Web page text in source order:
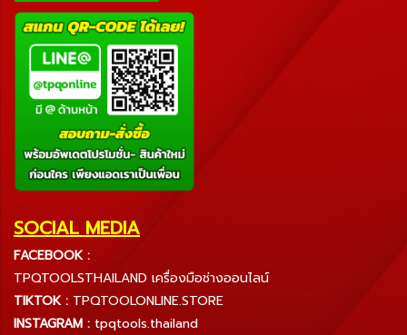
SOCIAL MEDIA
FACEBOOK :
TPQTOOLSTHAILAND เครื่องมือช่างออนไลน์
TIKTOK : TPQTOOLONLINE.STORE
INSTAGRAM : tpqtools.thailand